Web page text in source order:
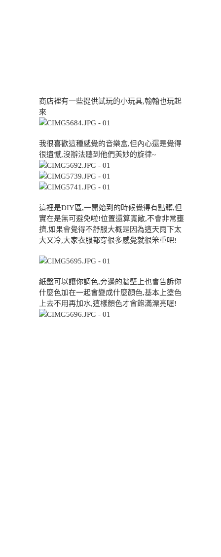
商店裡有一些提供試玩的小玩具,翰翰也玩起
來
我很喜歡這種感覺的音樂盒,但內心還是覺得
很遺憾,沒辦法聽到他們美妙的旋律~
這裡是DIY區,一開始到的時候覺得有點髒,但
實在是無可避免啦!位置還算寬敞,不會非常壅
擠,如果會覺得不舒服大概是因為這天雨下太
大又冷,大家衣服都穿很多感覺就很笨重吧!
紙盤可以讓你調色,旁邊的牆壁上也會告訴你
什麼色加在一起會變成什麼顏色,基本上塗色
上去不用再加水,這樣顏色才會飽滿漂亮喔!